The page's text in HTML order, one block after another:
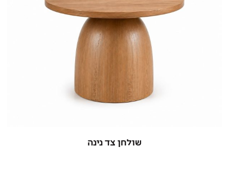
שולחן צד נינה